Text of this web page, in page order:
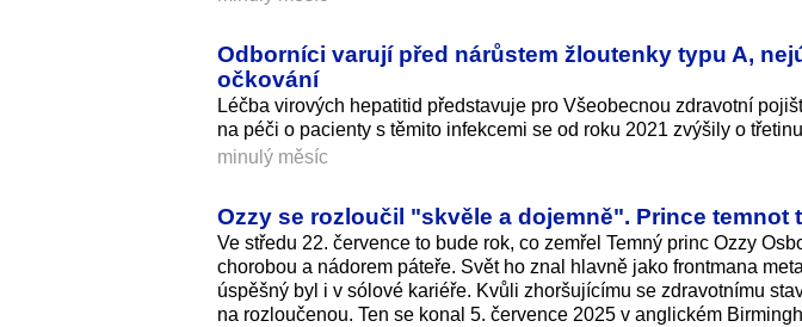
Odborníci varují před nárůstem žloutenky typu A,
očkování
Léčba virových hepatitid představuje pro Všeobecnou zdravotní
na péči o pacienty s těmito infekcemi se od roku 2021 zvýšily o
minulý měsíc
Ozzy se rozloučil "skvěle a dojemně". Prince
Ve středu 22. července to bude rok, co zemřel Temný princ Ozzy
chorobou a nádorem páteře. Svět ho znal hlavně jako frontmana
úspěšný byl i v sólové kariéře. Kvůli zhoršujícímu se zdravotnímu
na rozloučenou. Ten se konal 5. července 2025 v anglickém